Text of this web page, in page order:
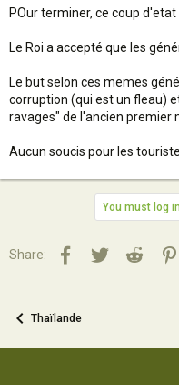
POur terminer, ce coup
Le Roi a accepté que les
Le but selon ces memes
corruption (qui est un fleau)
ravages" de l'ancien premier
Aucun soucis pour les
You must log
Share: Facebook
TwitterReddit
Thaïlande